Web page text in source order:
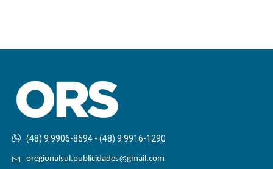
(48) 9 9906-8594 - (48) 9 9916-1290
oregionalsul.publicidades@gmail.com